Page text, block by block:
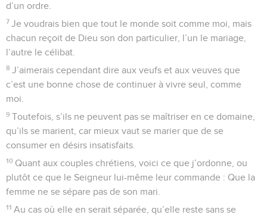
d’un ordre.
7 Je voudrais bien que tout le monde soit comme moi, mais
chacun reçoit de Dieu son don particulier, l’un le mariage,
l’autre le célibat.
8 J’aimerais cependant dire aux veufs et aux veuves que
c’est une bonne chose de continuer à vivre seul, comme
moi.
9 Toutefois, s’ils ne peuvent pas se maîtriser en ce domaine,
qu’ils se marient, car mieux vaut se marier que de se
consumer en désirs insatisfaits.
10 Quant aux couples chrétiens, voici ce que j’ordonne, ou
plutôt ce que le Seigneur lui-même leur commande : Que la
femme ne se sépare pas de son mari.
11 Au cas où elle en serait séparée, qu’elle reste sans se